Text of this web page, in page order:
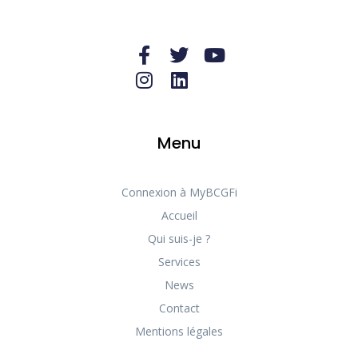
Menu
Connexion à MyBCGFi
Accueil
Qui suis-je ?
Services
News
Contact
Mentions légales